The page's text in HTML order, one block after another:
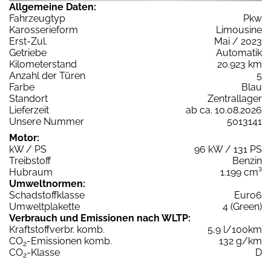
Allgemeine Daten:
Fahrzeugtyp
Pkw
Karosserieform
Limousine
Erst-Zul.
Mai / 2023
Getriebe
Automatik
Kilometerstand
20.923 km
Anzahl der Türen
5
Farbe
Blau
Standort
Zentrallager
Lieferzeit
ab ca. 10.08.2026
Unsere Nummer
5013141
Motor:
kW / PS
96 kW / 131 PS
Treibstoff
Benzin
Hubraum
1.199 cm³
Umweltnormen:
Schadstoffklasse
Euro6
Umweltplakette
4 (Green)
Verbrauch und Emissionen nach WLTP:
Kraftstoffverbr. komb.
5,9 l/100km
CO2-Emissionen komb.
132 g/km
CO2-Klasse
D